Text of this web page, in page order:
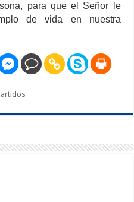
para que el Señor le
de vida en nuestra